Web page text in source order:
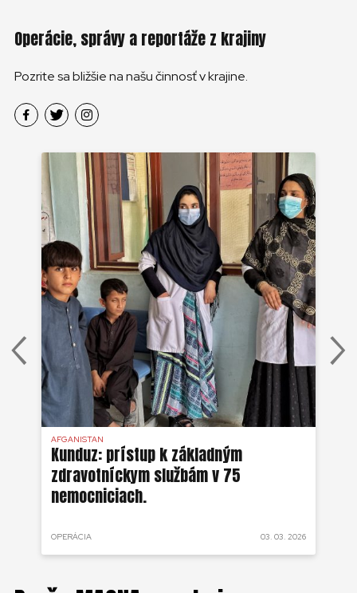
Operácie, správy a reportáže z krajiny
Pozrite sa bližšie na našu činnosť v krajine.
AFGANISTAN
Kunduz: prístup k základným
zdravotníckym službám v 75
nemocniciach.
OPERÁCIA 03. 03. 2026